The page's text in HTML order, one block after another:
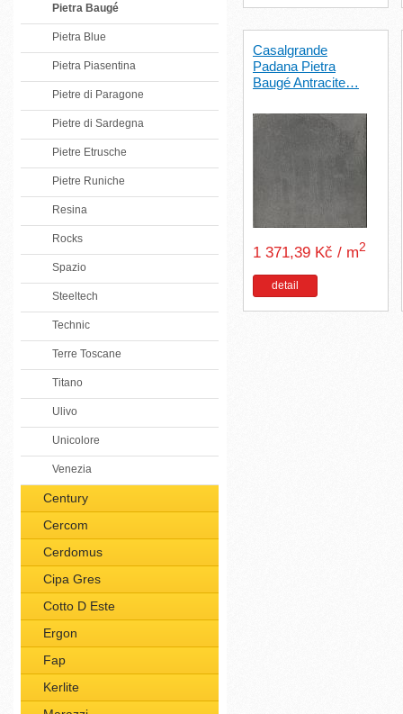
Pietra Baugé
Pietra Blue
Pietra Piasentina
Pietre di Paragone
Pietre di Sardegna
Pietre Etrusche
Pietre Runiche
Resina
Rocks
Spazio
Steeltech
Technic
Terre Toscane
Titano
Ulivo
Unicolore
Venezia
Century
Cercom
Cerdomus
Cipa Gres
Cotto D Este
Ergon
Fap
Kerlite
Casalgrande
Padana Pietra
Baugé Antracite…
1 371,39 Kč / m2
detail